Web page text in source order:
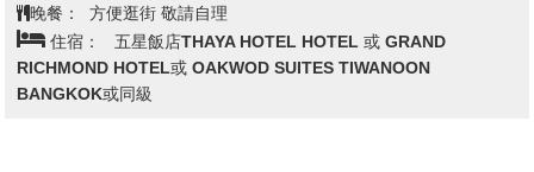
人血脈噴張的鋼管熱舞，以及許多醉翁之意不在酒的酒
客，儼然一座美軍俱樂部洋人街不夜城，數十間 Go Go
Bar外以各式裝扮吸引旅客的摩登女郎，無論性感迷人
的空姐、比基尼高挑辣妹等，都是前往泰國自由行芭達
都可以沉浸在夢幻般童話世界，直叫人少女心爆發！
【三頭象神博物館】是泰國富商Lek Viriyaphant為了發
揚並保存泰國文化藝術而建造的私人博物館，館中最引
人注目的就是巨大的三頭象雕像，雕像內部即是博物館
晚餐：
方便逛街 敬請自理
住宿：
五星飯店THAYA HOTEL HOTEL 或 GRAND
RICHMOND HOTEL或 OAKWOD SUITES TIWANOON
BANGKOK或同級